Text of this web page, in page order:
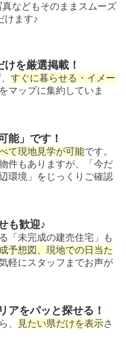
などもそのままスムーズ
けます♪
を厳選掲載！
すぐに暮らせる・イメー
マップに集約していま
能」です！
て現地見学が可能です。
件もありますが、「今だ
環境」をじっくりご確認
も歓迎♪
「未完成の建売住宅」も
予想図、現地での日当た
軽にスタッフまでお声が
アをパッと探せる！
、 見たい県だけを表示さ